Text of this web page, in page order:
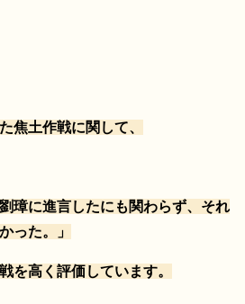
焦土作戦に関して、
璋に進言したにも関わらず、それ
った。」
を高く評価しています。